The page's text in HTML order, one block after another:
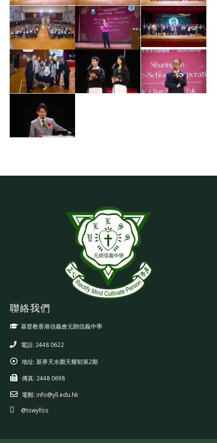
聯絡我們
基督教香港信義會元朗信義中學
電話: 2448 0622
地址: 新界天水圍天耀邨第2期
傳真: 2448 0698
電郵: info@yll.edu.hk
@tswyllss